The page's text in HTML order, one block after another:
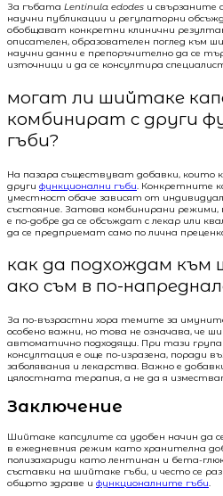
За гъбата Lentinula edodes и свързаните
научни публикации и регулаторни
обобщават конкретни клинични
описателен, образователен поглед към
научни данни е препоръчително да се
източници и да се консултира
могат ли шийтаке
комбинират с други
гъби?
На пазара съществуват добавки, които
други функционални гъби. Конкретните
уместност обаче зависят от
състояние. Затова комбинирани
е по-добре да се обсъждат с лекар или
да се предприемат само по лична
как да подхождам към
ако съм в по-
За по-възрастни хора темите за
особено важни, но това не означава, че
автоматично подходящи. При тази
консултация е още по-изразена, поради
заболявания и лекарства. Важно е
цялостната терапия, а не да я
Заключение
Шийтаке капсулите са удобен начин да
в ежедневния режим като хранителна
полизахариди като лентинан и бета-
съставки на шийтаке гъби, и често се
общото здраве и функционалните гъби.